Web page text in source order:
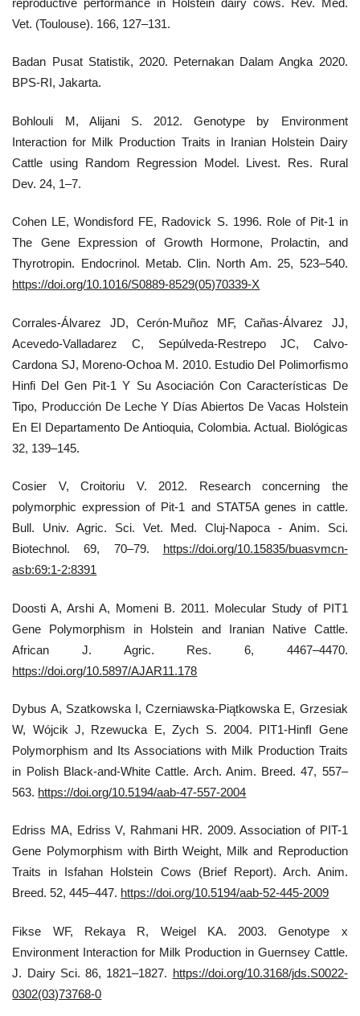
reproductive performance in Holstein dairy cows. Rev. Med.
Vet. (Toulouse). 166, 127–131.
Badan Pusat Statistik, 2020. Peternakan Dalam Angka 2020.
BPS-RI, Jakarta.
Bohlouli M, Alijani S. 2012. Genotype by Environment
Interaction for Milk Production Traits in Iranian Holstein Dairy
Cattle using Random Regression Model. Livest. Res. Rural
Dev. 24, 1–7.
Cohen LE, Wondisford FE, Radovick S. 1996. Role of Pit-1 in
The Gene Expression of Growth Hormone, Prolactin, and
Thyrotropin. Endocrinol. Metab. Clin. North Am. 25, 523–540.
https://doi.org/10.1016/S0889-8529(05)70339-X
Corrales-Álvarez JD, Cerón-Muñoz MF, Cañas-Álvarez JJ,
Acevedo-Valladarez C, Sepúlveda-Restrepo JC, Calvo-
Cardona SJ, Moreno-Ochoa M. 2010. Estudio Del Polimorfismo
Hinfi Del Gen Pit-1 Y Su Asociación Con Características De
Tipo, Producción De Leche Y Días Abiertos De Vacas Holstein
En El Departamento De Antioquia, Colombia. Actual. Biológicas
32, 139–145.
Cosier V, Croitoriu V. 2012. Research concerning the
polymorphic expression of Pit-1 and STAT5A genes in cattle.
Bull. Univ. Agric. Sci. Vet. Med. Cluj-Napoca - Anim. Sci.
Biotechnol. 69, 70–79. https://doi.org/10.15835/buasvmcn-
asb:69:1-2:8391
Doosti A, Arshi A, Momeni B. 2011. Molecular Study of PIT1
Gene Polymorphism in Holstein and Iranian Native Cattle.
African J. Agric. Res. 6, 4467–4470.
https://doi.org/10.5897/AJAR11.178
Dybus A, Szatkowska I, Czerniawska-Piątkowska E, Grzesiak
W, Wójcik J, Rzewucka E, Zych S. 2004. PIT1-HinfI Gene
Polymorphism and Its Associations with Milk Production Traits
in Polish Black-and-White Cattle. Arch. Anim. Breed. 47, 557–
563. https://doi.org/10.5194/aab-47-557-2004
Edriss MA, Edriss V, Rahmani HR. 2009. Association of PIT-1
Gene Polymorphism with Birth Weight, Milk and Reproduction
Traits in Isfahan Holstein Cows (Brief Report). Arch. Anim.
Breed. 52, 445–447. https://doi.org/10.5194/aab-52-445-2009
Fikse WF, Rekaya R, Weigel KA. 2003. Genotype x
Environment Interaction for Milk Production in Guernsey Cattle.
J. Dairy Sci. 86, 1821–1827. https://doi.org/10.3168/jds.S0022-
0302(03)73768-0